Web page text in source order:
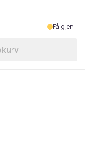
Få igjen
S0699390,